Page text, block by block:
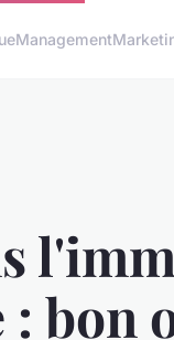
Management
bon